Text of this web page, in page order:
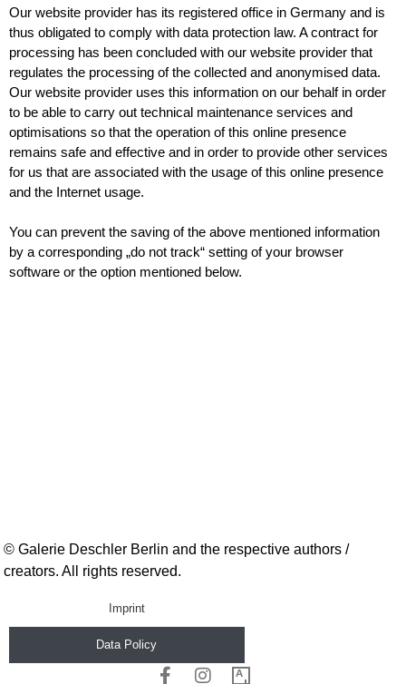
Our website provider has its registered office in Germany and is
thus obligated to comply with data protection law. A contract for
processing has been concluded with our website provider that
regulates the processing of the collected and anonymised data.
Our website provider uses this information on our behalf in order
to be able to carry out technical maintenance services and
optimisations so that the operation of this online presence
remains safe and effective and in order to provide other services
for us that are associated with the usage of this online presence
and the Internet usage.
You can prevent the saving of the above mentioned information
by a corresponding „do not track“ setting of your browser
software or the option mentioned below.
© Galerie Deschler Berlin and the respective authors /
creators. All rights reserved.
Imprint
Data Policy